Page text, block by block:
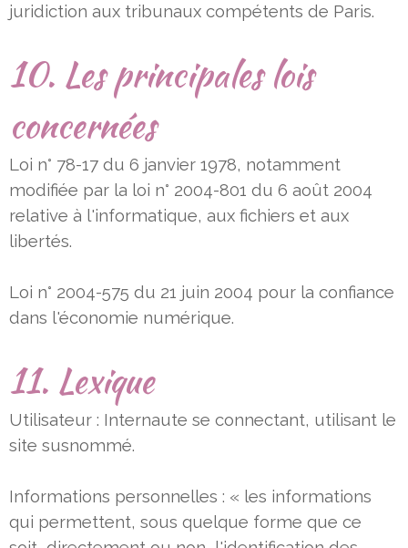
juridiction aux tribunaux compétents de Paris.
10. Les principales lois
concernées
Loi n° 78-17 du 6 janvier 1978, notamment
modifiée par la loi n° 2004-801 du 6 août 2004
relative à l'informatique, aux fichiers et aux
libertés.
Loi n° 2004-575 du 21 juin 2004 pour la confiance
dans l'économie numérique.
11. Lexique
Utilisateur : Internaute se connectant, utilisant le
site susnommé.
Informations personnelles : « les informations
qui permettent, sous quelque forme que ce